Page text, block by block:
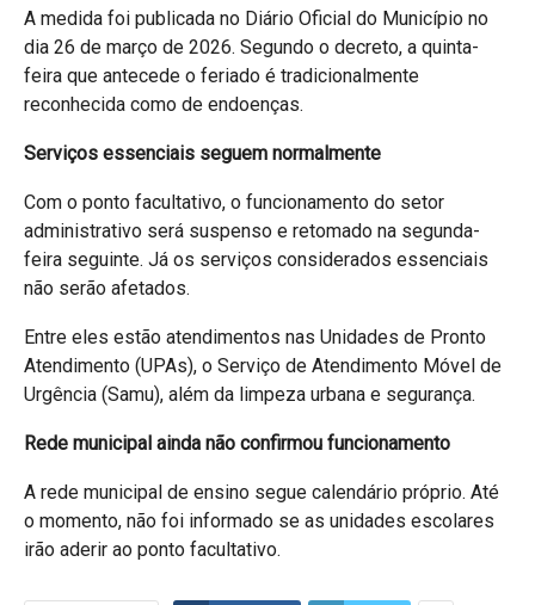
A medida foi publicada no Diário Oficial do Município no
dia 26 de março de 2026. Segundo o decreto, a quinta-
feira que antecede o feriado é tradicionalmente
reconhecida como de endoenças.
Serviços essenciais seguem normalmente
Com o ponto facultativo, o funcionamento do setor
administrativo será suspenso e retomado na segunda-
feira seguinte. Já os serviços considerados essenciais
não serão afetados.
Entre eles estão atendimentos nas Unidades de Pronto
Atendimento (UPAs), o Serviço de Atendimento Móvel de
Urgência (Samu), além da limpeza urbana e segurança.
Rede municipal ainda não confirmou funcionamento
A rede municipal de ensino segue calendário próprio. Até
o momento, não foi informado se as unidades escolares
irão aderir ao ponto facultativo.